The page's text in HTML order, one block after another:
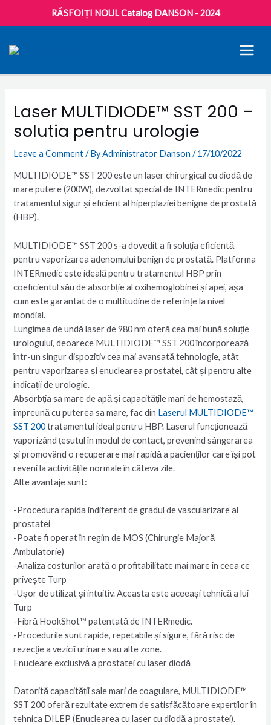
RĂSFOIȚI NOUL Catalog DANSON - 2024
Laser MULTIDIODE™ SST 200 –
solutia pentru urologie
Leave a Comment / ByAdministrator Danson/17/10/2022
MULTIDIODE™ SST 200 este un laser chirurgical cu diodă de
mare putere (200W), dezvoltat special de INTERmedic pentru
tratamentul sigur și eficient al hiperplaziei benigne de prostată
(HBP).
MULTIDIODE™ SST 200 s-a dovedit a fi soluția eficientă
pentru vaporizarea adenomului benign de prostată. Platforma
INTERmedic este ideală pentru tratamentul HBP prin
coeficientul său de absorbție al oxihemoglobinei și apei, așa
cum este garantat de o multitudine de referințe la nivel
mondial.
Lungimea de undă laser de 980 nm oferă cea mai bună soluție
urologului, deoarece MULTIDIODE™ SST 200 încorporează
într-un singur dispozitiv cea mai avansată tehnologie, atât
pentru vaporizarea și enuclearea prostatei, cât și pentru alte
indicații de urologie.
Absorbția sa mare de apă și capacitățile mari de hemostază,
împreună cu puterea sa mare, fac din Laserul MULTIDIODE™
SST 200tratamentul ideal pentru HBP. Laserul funcționează
vaporizând țesutul în modul de contact, prevenind sângerarea
și promovând o recuperare mai rapidă a pacienților care își pot
reveni la activitățile normale în câteva zile.
Alte avantaje sunt:
-Procedura rapida indiferent de gradul de vascularizare al
prostatei
-Poate fi operat în regim de MOS (Chirurgie Majoră
Ambulatorie)
-Analiza costurilor arată o profitabilitate mai mare în ceea ce
privește Turp
-Ușor de utilizat și intuitiv. Aceasta este aceeași tehnică a lui
Turp
-Fibră HookShot™ patentată de INTERmedic.
-Procedurile sunt rapide, repetabile și sigure, fără risc de
rezecție a vezicii urinare sau alte zone.
Enucleare exclusivă a prostatei cu laser diodă
Datorită capacității sale mari de coagulare, MULTIDIODE™
SST 200 oferă rezultate extrem de satisfăcătoare experților în
tehnica DILEP (Enuclearea cu laser cu diodă a prostatei).